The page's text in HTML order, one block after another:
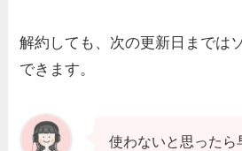
解約しても、次の更新日までは
できます。
使わないと思ったら